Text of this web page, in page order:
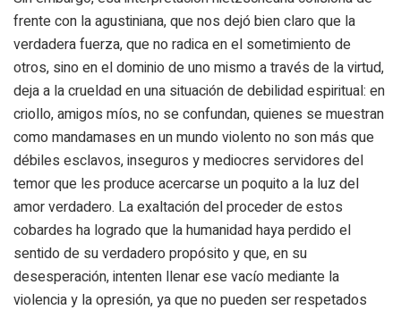
frente con la agustiniana, que nos dejó bien claro que la
verdadera fuerza, que no radica en el sometimiento de
otros, sino en el dominio de uno mismo a través de la virtud,
deja a la crueldad en una situación de debilidad espiritual: en
criollo, amigos míos, no se confundan, quienes se muestran
como mandamases en un mundo violento no son más que
débiles esclavos, inseguros y mediocres servidores del
temor que les produce acercarse un poquito a la luz del
amor verdadero. La exaltación del proceder de estos
cobardes ha logrado que la humanidad haya perdido el
sentido de su verdadero propósito y que, en su
desesperación, intenten llenar ese vacío mediante la
violencia y la opresión, ya que no pueden ser respetados